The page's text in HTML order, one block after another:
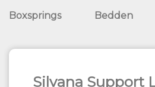
Boxsprings Bedden
Silvana Support